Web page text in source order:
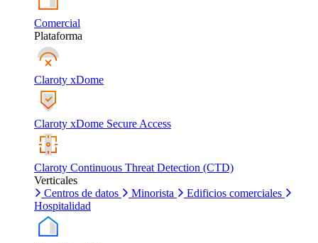
Comercial
Plataforma
Claroty xDome
Claroty xDome Secure Access
Claroty Continuous Threat Detection (CTD)
Verticales
Centros de datos
Minorista
Edificios comerciales
Hospitalidad